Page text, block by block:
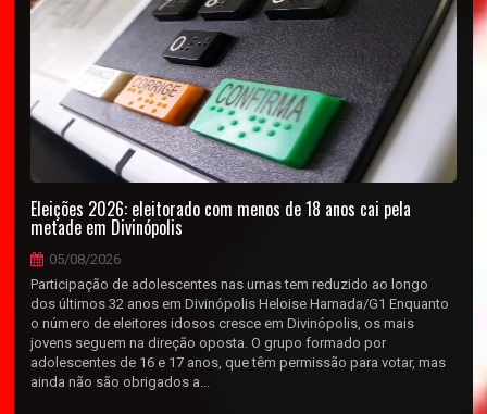
Eleições 2026: eleitorado com menos de 18 anos cai pela
metade em Divinópolis
05/08/2026
Participação de adolescentes nas urnas tem reduzido ao longo
dos últimos 32 anos em Divinópolis Heloise Hamada/G1 Enquanto
o número de eleitores idosos cresce em Divinópolis, os mais
jovens seguem na direção oposta. O grupo formado por
adolescentes de 16 e 17 anos, que têm permissão para votar, mas
ainda não são obrigados a...